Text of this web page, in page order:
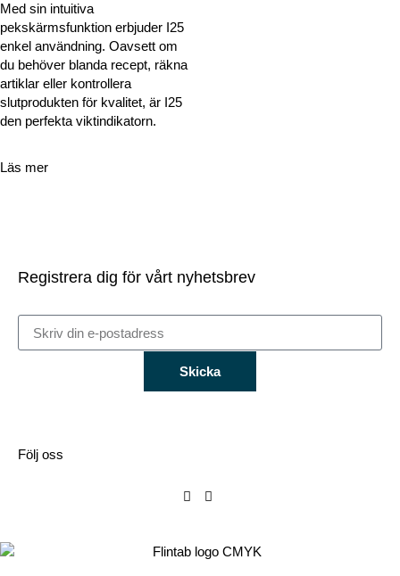
Med sin intuitiva
pekskärmsfunktion erbjuder I25
enkel användning. Oavsett om
du behöver blanda recept, räkna
artiklar eller kontrollera
slutprodukten för kvalitet, är I25
den perfekta viktindikatorn.
Läs mer
Registrera dig för vårt nyhetsbrev
Skicka
Följ oss